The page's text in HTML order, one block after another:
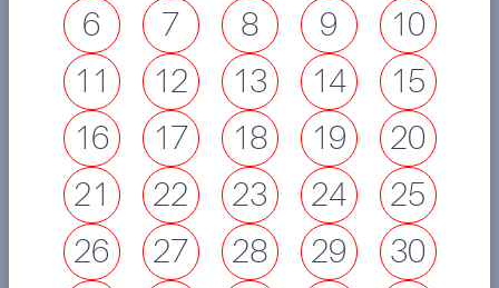
6
7 8 9
10
11
12 13 14
15
16
17 18 19
20
21
22 23 24
25
26
27 28 29
30